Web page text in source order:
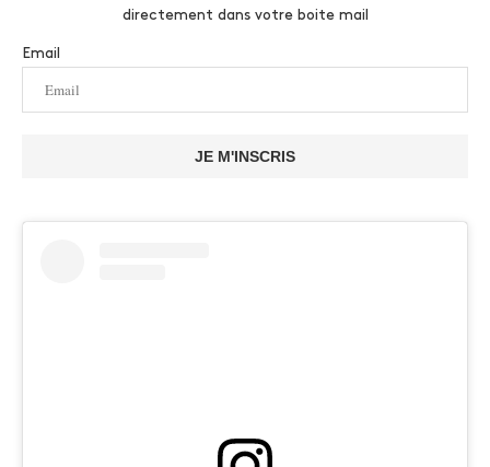
directement dans votre boite mail
Email
JE M'INSCRIS